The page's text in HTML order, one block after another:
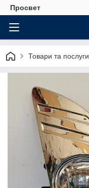
Просвет
Товари та послуги